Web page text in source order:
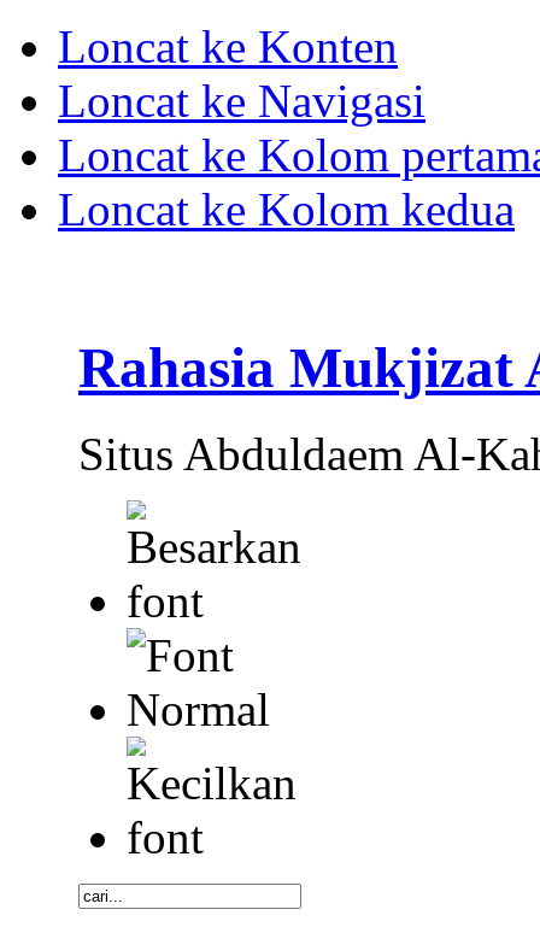
Loncat ke Konten
Loncat ke Navigasi
Loncat ke Kolom
Loncat ke Kolom kedua
Rahasia Mukjizat
Situs Abduldaem Al-